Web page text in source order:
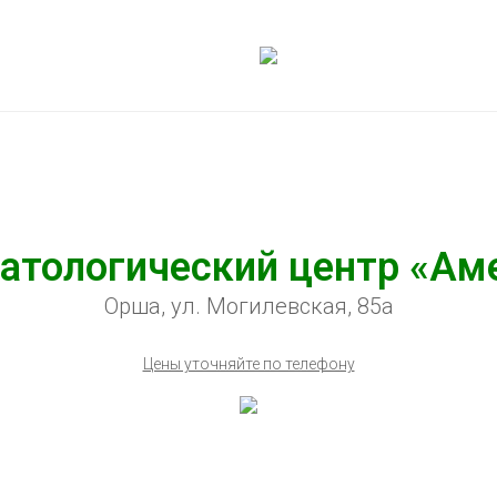
центр
Орша, ул. Могилевская, 85а
Цены уточняйте по телефону